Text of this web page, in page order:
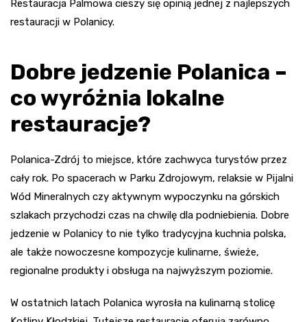
Restauracja Palmowa cieszy się opinią jednej z najlepszych
restauracji w Polanicy.
Dobre jedzenie Polanica –
co wyróżnia lokalne
restauracje?
Polanica-Zdrój to miejsce, które zachwyca turystów przez
cały rok. Po spacerach w Parku Zdrojowym, relaksie w Pijalni
Wód Mineralnych czy aktywnym wypoczynku na górskich
szlakach przychodzi czas na chwilę dla podniebienia. Dobre
jedzenie w Polanicy to nie tylko tradycyjna kuchnia polska,
ale także nowoczesne kompozycje kulinarne, świeże,
regionalne produkty i obsługa na najwyższym poziomie.
W ostatnich latach Polanica wyrosła na kulinarną stolicę